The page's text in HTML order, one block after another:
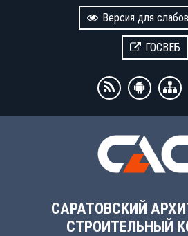
Версия для
ГОСВЕБ
САРАТОВСКИЙ
СТРОИТЕЛЬНЫЙ